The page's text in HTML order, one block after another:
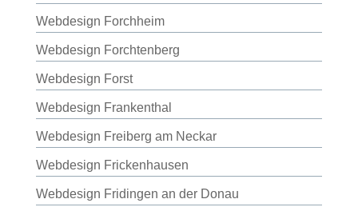
Webdesign Forchheim
Webdesign Forchtenberg
Webdesign Forst
Webdesign Frankenthal
Webdesign Freiberg am Neckar
Webdesign Frickenhausen
Webdesign Fridingen an der Donau